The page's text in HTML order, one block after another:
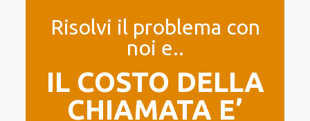
Risolvi il problema con
noi e..
IL COSTO DELLA
CHIAMATA E’